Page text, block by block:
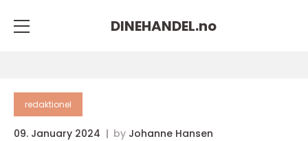
DINEHANDEL.no
redaktionel
09. January 2024 by Johanne Hansen